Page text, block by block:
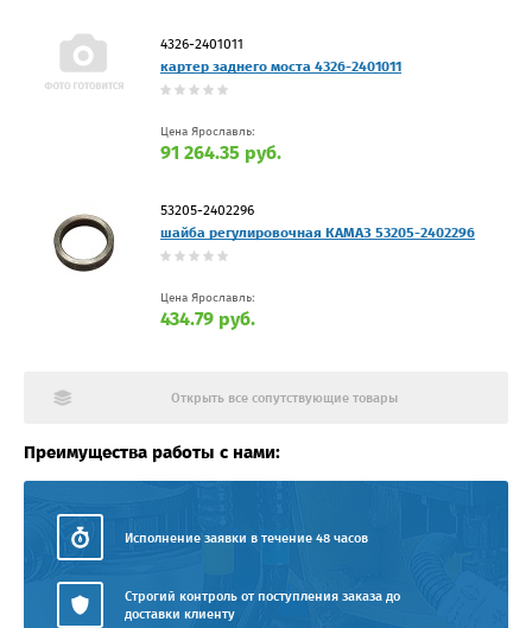
4326-2401011
картер заднего моста 4326-2401011
Цена Ярославль:
91 264.35 руб.
53205-2402296
шайба регулировочная КАМАЗ 53205-2402296
Цена Ярославль:
434.79 руб.
Открыть все сопутствующие товары
Преимущества работы с нами:
Исполнение заявки в течение 48 часов
Строгий контроль от поступления заказа до
доставки клиенту